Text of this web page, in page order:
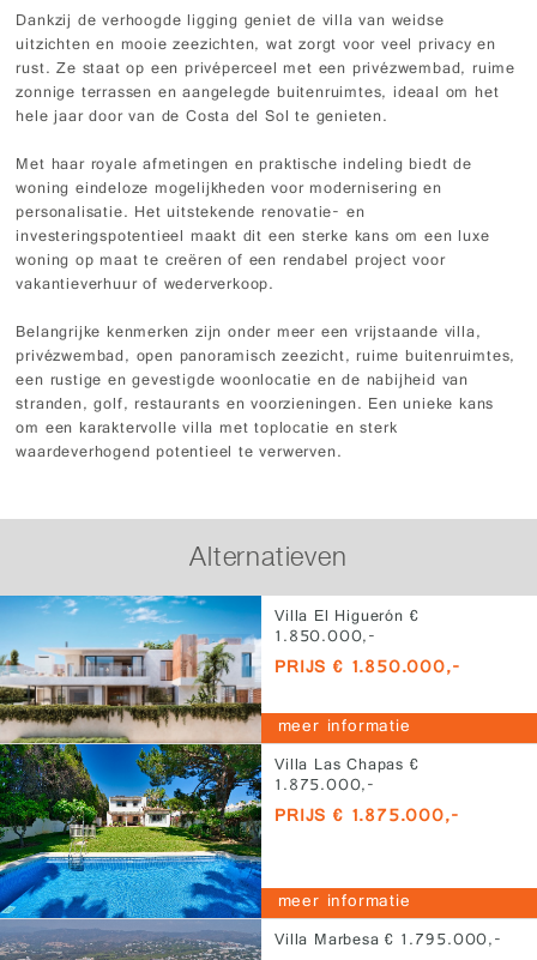
Dankzij de verhoogde ligging geniet de villa van weidse
uitzichten en mooie zeezichten, wat zorgt voor veel privacy en
rust. Ze staat op een privéperceel met een privézwembad, ruime
zonnige terrassen en aangelegde buitenruimtes, ideaal om het
hele jaar door van de Costa del Sol te genieten.
Met haar royale afmetingen en praktische indeling biedt de
woning eindeloze mogelijkheden voor modernisering en
personalisatie. Het uitstekende renovatie- en
investeringspotentieel maakt dit een sterke kans om een luxe
woning op maat te creëren of een rendabel project voor
vakantieverhuur of wederverkoop.
Belangrijke kenmerken zijn onder meer een vrijstaande villa,
privézwembad, open panoramisch zeezicht, ruime buitenruimtes,
een rustige en gevestigde woonlocatie en de nabijheid van
stranden, golf, restaurants en voorzieningen. Een unieke kans
om een karaktervolle villa met toplocatie en sterk
waardeverhogend potentieel te verwerven.
Alternatieven
Villa El Higuerón €
1.850.000,-
PRIJS € 1.850.000,-
meer informatie
Villa Las Chapas €
1.875.000,-
PRIJS € 1.875.000,-
meer informatie
Villa Marbesa € 1.795.000,-